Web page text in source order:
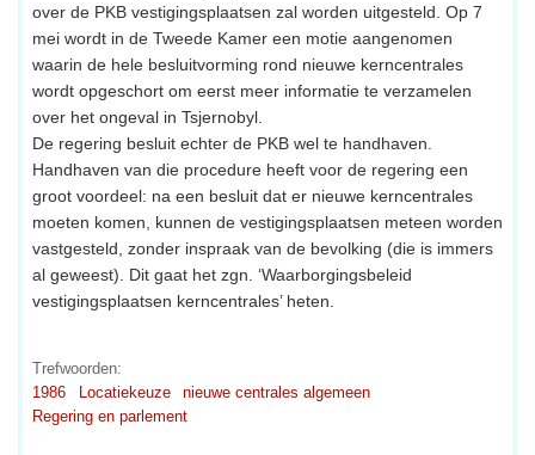
over de PKB vestigingsplaatsen zal worden uitgesteld. Op 7
mei wordt in de Tweede Kamer een motie aangenomen
waarin de hele besluitvorming rond nieuwe kerncentrales
wordt opgeschort om eerst meer informatie te verzamelen
over het ongeval in Tsjernobyl.
De regering besluit echter de PKB wel te handhaven.
Handhaven van die procedure heeft voor de regering een
groot voordeel: na een besluit dat er nieuwe kerncentrales
moeten komen, kunnen de vestigingsplaatsen meteen worden
vastgesteld, zonder inspraak van de bevolking (die is immers
al geweest). Dit gaat het zgn. ‘Waarborgingsbeleid
vestigingsplaatsen kerncentrales’ heten.
Trefwoorden:
1986
Locatiekeuze
nieuwe centrales algemeen
Regering en parlement